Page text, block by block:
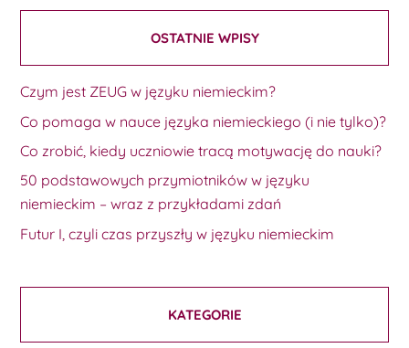
OSTATNIE WPISY
Czym jest ZEUG w języku niemieckim?
Co pomaga w nauce języka niemieckiego (i nie tylko)?
Co zrobić, kiedy uczniowie tracą motywację do nauki?
50 podstawowych przymiotników w języku
niemieckim – wraz z przykładami zdań
Futur I, czyli czas przyszły w języku niemieckim
KATEGORIE